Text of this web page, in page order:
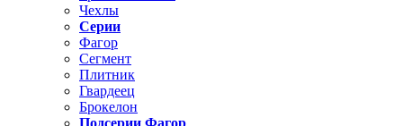
Чехлы
Серии
Фагор
Сегмент
Плитник
Гвардеец
Брокелон
Подсерии Фагор